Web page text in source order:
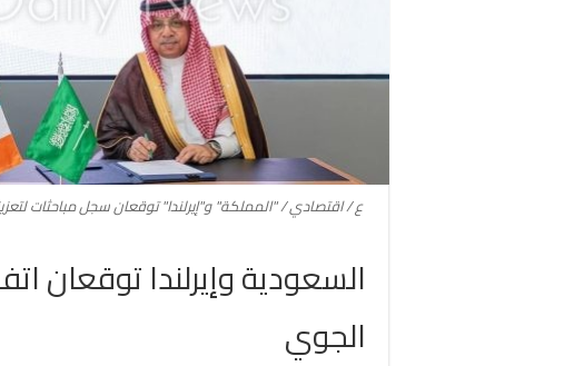
ع / اقتصادي / "المملكة" و"إيرلندا" توقعان سجل مباحثات لتعزيز التعاون
السعودية وإيرلندا توقعان
الجوي